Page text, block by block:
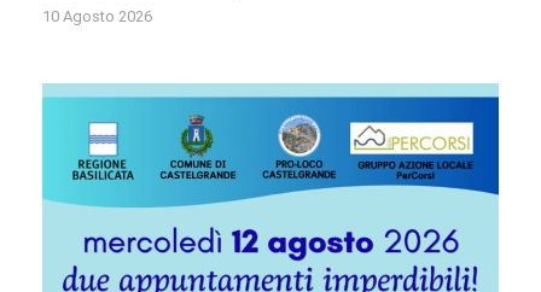
10 Agosto 2026